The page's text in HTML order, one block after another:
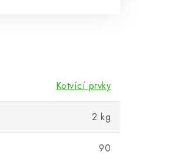
Kotvící prvky
2 kg
90